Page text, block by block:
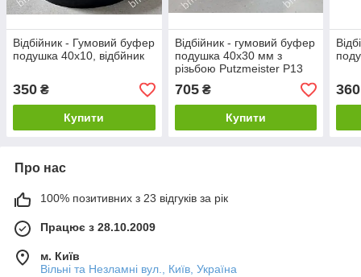
Відбійник - Гумовий буфер
подушка 40х10, відбйник
350 ₴
Купити
Відбійник - гумовий буфер
подушка 40x30 мм з
різьбою Putzmeister P13
Original
705₴
Купити
360
Про нас
100% позитивних з 23 відгуків за рік
Працює з 28.10.2009
м. Київ
Вільні та Незламні вул., Київ, Україна